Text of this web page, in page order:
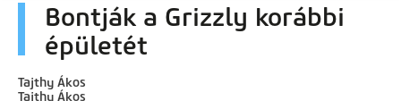
Bontják a Grizzly korábbi
épületét
Tajthy Ákos
Tajthy Ákos